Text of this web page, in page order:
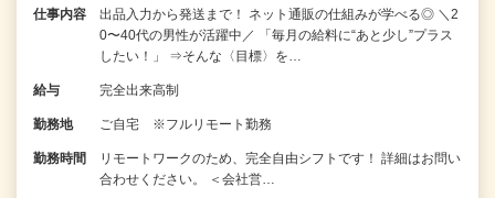
仕事内容
出品入力から発送まで！ ネット通販の仕組みが学べる◎ ＼2
0〜40代の男性が活躍中／ 「毎月の給料に“あと少し”プラス
したい！」 ⇒そんな〈目標〉を…
給与 完全出来高制
勤務地 ご自宅 ※フルリモート勤務
勤務時間
リモートワークのため、完全自由シフトです！ 詳細はお問い
合わせください。 ＜会社営…